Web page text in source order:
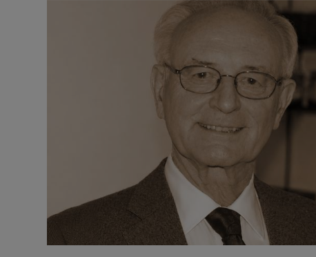
SPD trauert um Klaus Hänsch